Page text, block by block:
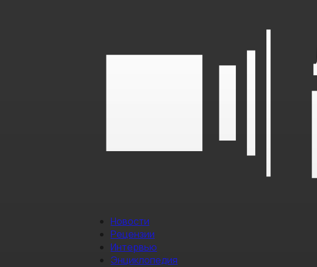
Новости
Рецензии
Интервью
Энциклопедия